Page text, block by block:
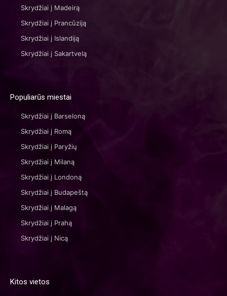
Skrydžiai į Madeirą
Skrydžiai į Prancūziją
Skrydžiai į Islandiją
Skrydžiai į Sakartvelą
Populiarūs miestai
Skrydžiai į Barseloną
Skrydžiai į Romą
Skrydžiai į Paryžių
Skrydžiai į Milaną
Skrydžiai į Londoną
Skrydžiai į Budapeštą
Skrydžiai į Malagą
Skrydžiai į Prahą
Skrydžiai į Nicą
Kitos vietos